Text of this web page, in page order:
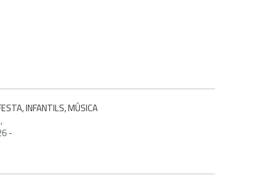
INFANTILS, MÚSICA
-